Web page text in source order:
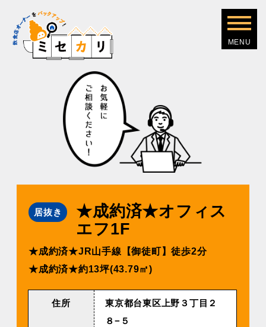
居抜き
★成約済★オフィス
エフ1F
★成約済★JR⼭⼿線【御徒町】徒歩2分
★成約済★約13坪(43.79㎡)
住所
東京都台東区上野３丁目２
８−５